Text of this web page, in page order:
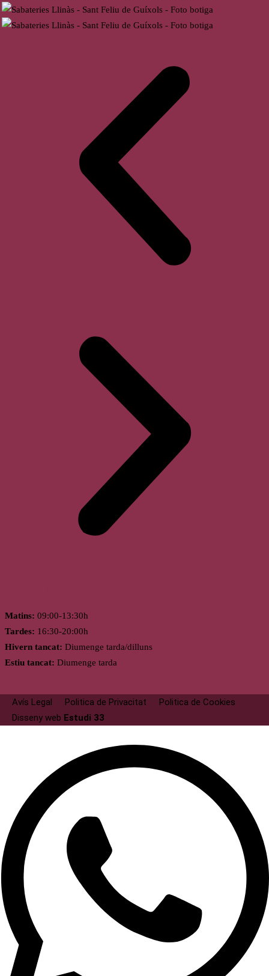
Matins: 09:00-13:30h
Tardes: 16:30-20:00h
Hivern tancat: Diumenge tarda/dilluns
Estiu tancat: Diumenge tarda
Avís Legal Politica de Privacitat
Politica de Cookies
Disseny web Estudi 33